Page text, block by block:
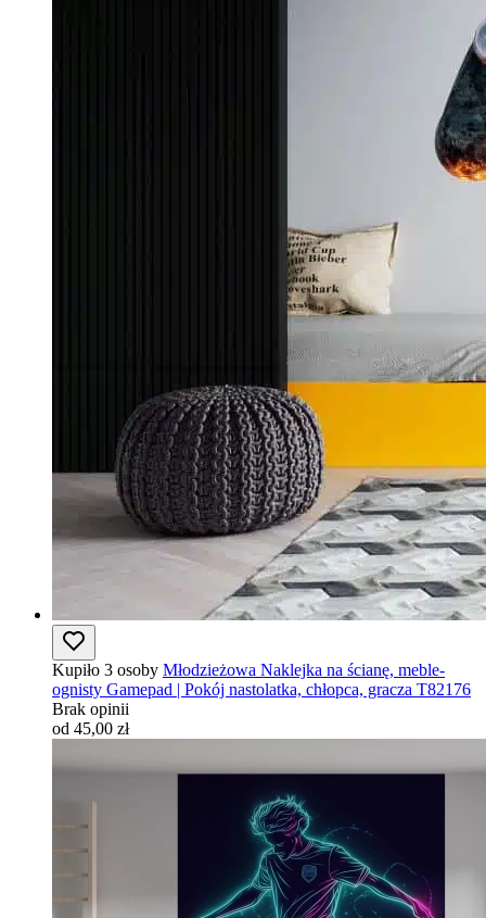
Kupiło 3 osoby Młodzieżowa Naklejka na ścianę, meble-
ognisty Gamepad | Pokój nastolatka, chłopca, gracza T82176
Brak opinii
od 45,00 zł